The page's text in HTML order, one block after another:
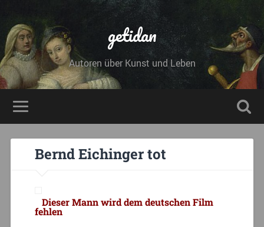
getidan
Autoren über Kunst und Leben
Bernd Eichinger tot
Dieser Mann wird dem deutschen Film
fehlen